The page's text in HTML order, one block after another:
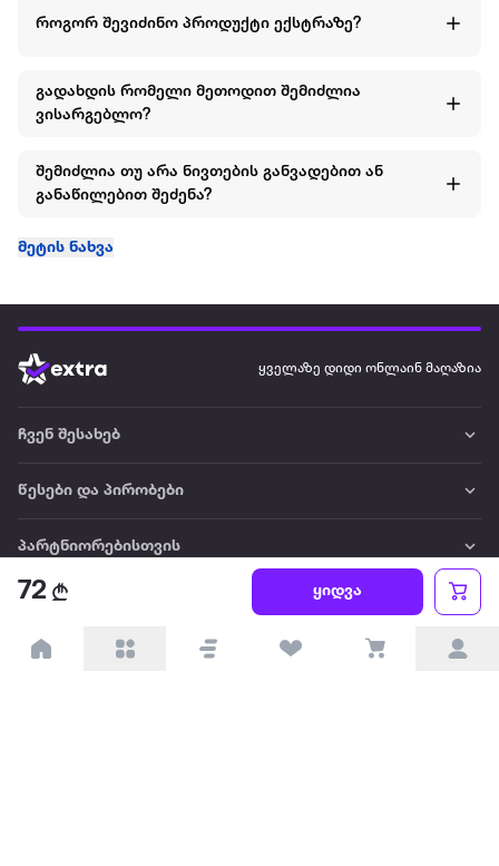
72 ყიდვა
როგორ შევიძინო პროდუქტი ექსტრაზე?
გადახდის რომელი მეთოდით შემიძლია
ვისარგებლო?
შემიძლია თუ არა ნივთების განვადებით ან
განაწილებით შეძენა?
მეტის ნახვა
ყველაზე დიდი ონლაინ მაღაზია
ჩვენ შესახებ
წესები და პირობები
პარტნიორებისთვის
ტრენდული
პოპულარული